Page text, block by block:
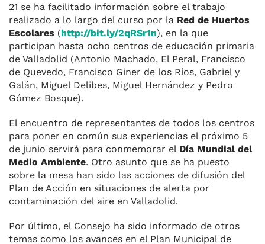
21 se ha facilitado información sobre el trabajo
realizado a lo largo del curso por la Red de Huertos
Escolares (http://bit.ly/2qRSr1n), en la que
participan hasta ocho centros de educación primaria
de Valladolid (Antonio Machado, El Peral, Francisco
de Quevedo, Francisco Giner de los Ríos, Gabriel y
Galán, Miguel Delibes, Miguel Hernández y Pedro
Gómez Bosque).
El encuentro de representantes de todos los centros
para poner en común sus experiencias el próximo 5
de junio servirá para conmemorar el Día Mundial del
Medio Ambiente. Otro asunto que se ha puesto
sobre la mesa han sido las acciones de difusión del
Plan de Acción en situaciones de alerta por
contaminación del aire en Valladolid.
Por último, el Consejo ha sido informado de otros
temas como los avances en el Plan Municipal de